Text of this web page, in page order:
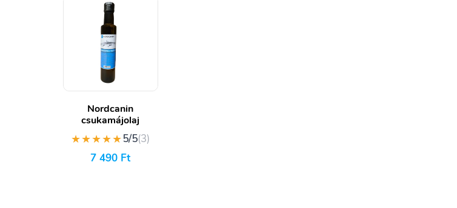
Nordcanin
csukamájolaj
★★★★★5/5(3)
7 490 Ft